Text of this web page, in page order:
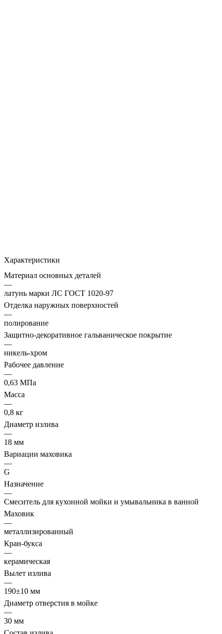
Характеристики
Материал основных деталей
—
латунь марки ЛС ГОСТ 1020-97
Отделка наружных поверхностей
—
полирование
Защитно-декоративное гальваническое покрытие
—
никель-хром
Рабочее давление
—
0,63 МПа
Масса
—
0,8 кг
Диаметр излива
—
18 мм
Вариации маховика
—
G
Назначение
—
Смеситель для кухонной мойки и умывальника в ванной
Маховик
—
металлизированный
Кран-букса
—
керамическая
Вылет излива
—
190±10 мм
Диаметр отверстия в мойке
—
30 мм